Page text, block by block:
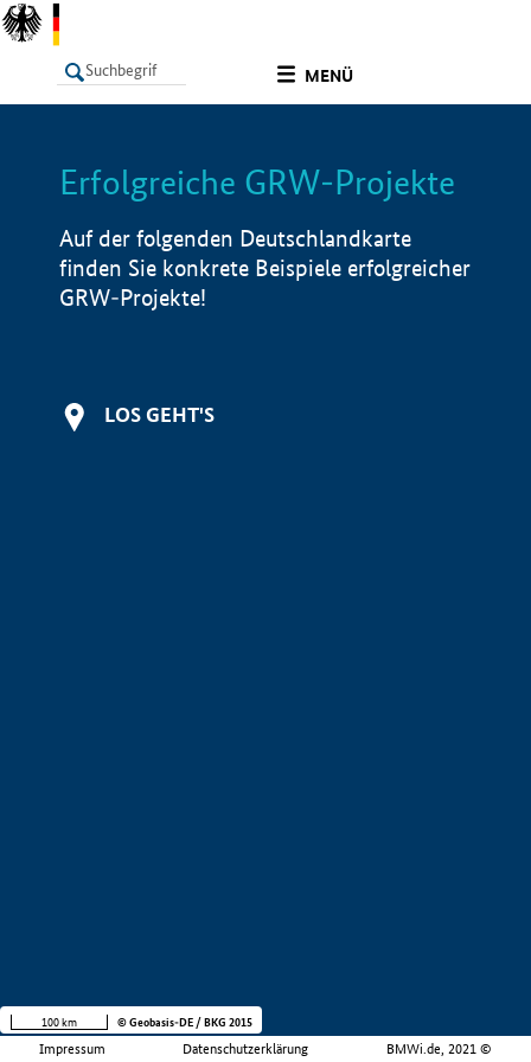
MENÜ
LISTE Info
Erfolgreiche GRW-Projekte
Auf der folgenden Deutschlandkarte
finden Sie konkrete Beispiele erfolgreicher
GRW-Projekte!
LOS GEHT'S
Impressum Datenschutzerklärung BMWi.de, 2021 ©
100 km © Geobasis-DE / BKG 2015